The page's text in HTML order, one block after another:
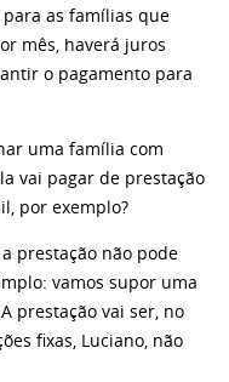
para as famílias que
mês, haverá juros
o pagamento para
uma família com
vai pagar de prestação
por exemplo?
prestação não pode
vamos supor uma
prestação vai ser, no
fixas, Luciano, não